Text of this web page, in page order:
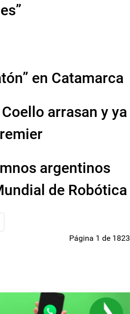
en Catamarca
arrasan y ya
argentinos
de Robótica
Página 1 de 1823